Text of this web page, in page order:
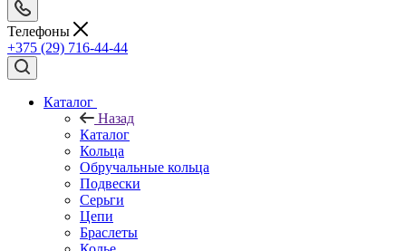
Телефоны
+375 (29) 716-44-44
Каталог
Назад
Каталог
Кольца
Обручальные кольца
Подвески
Серьги
Цепи
Браслеты